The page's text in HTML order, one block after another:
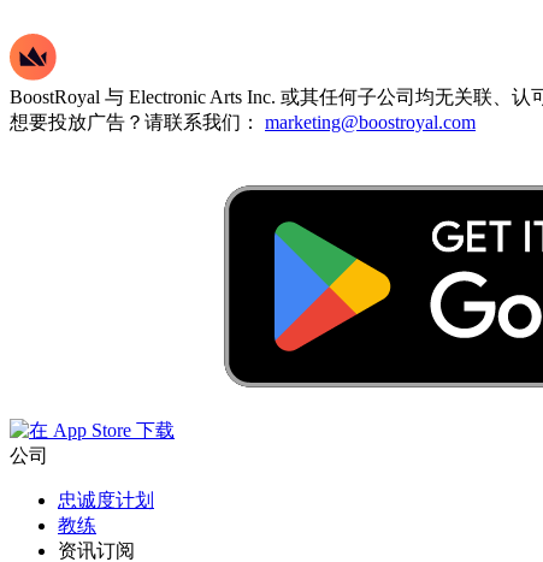
BoostRoyal 与 Electronic Arts Inc. 或其任何子公司均无关联、
想要投放广告？请联系我们： marketing@boostroyal.com
公司
忠诚度计划
教练
资讯订阅